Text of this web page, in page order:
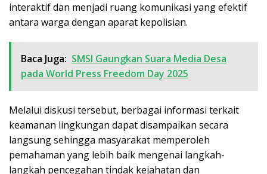
interaktif dan menjadi ruang komunikasi yang efektif
antara warga dengan aparat kepolisian.
Baca Juga: SMSI Gaungkan Suara Media Desa
pada World Press Freedom Day 2025
Melalui diskusi tersebut, berbagai informasi terkait
keamanan lingkungan dapat disampaikan secara
langsung sehingga masyarakat memperoleh
pemahaman yang lebih baik mengenai langkah-
langkah pencegahan tindak kejahatan dan